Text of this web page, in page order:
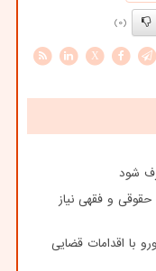
(0)
X
شود
و فقهی نیاز
نیم میلیارد یورو با اقدامات قضایی